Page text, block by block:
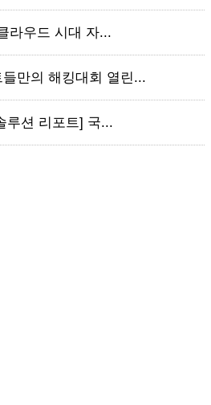
라우드 시대 자...
만의 해킹대회 열린...
루션 리포트] 국...